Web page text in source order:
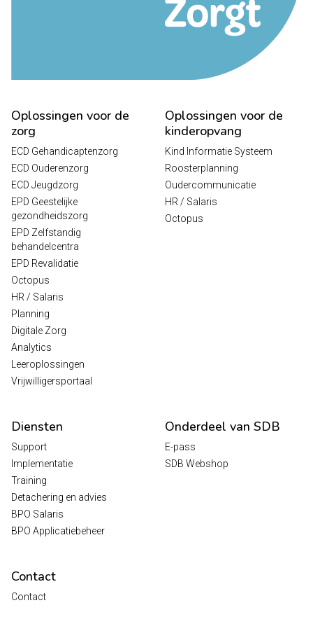
Oplossingen voor de
zorg
ECD Gehandicaptenzorg
ECD Ouderenzorg
ECD Jeugdzorg
EPD Geestelijke
gezondheidszorg
EPD Zelfstandig
behandelcentra
EPD Revalidatie
Octopus
HR / Salaris
Planning
Digitale Zorg
Analytics
Leeroplossingen
Vrijwilligersportaal
Oplossingen voor de
kinderopvang
Kind Informatie Systeem
Roosterplanning
Oudercommunicatie
HR / Salaris
Octopus
Diensten
Support
Implementatie
Training
Detachering en advies
BPO Salaris
BPO Applicatiebeheer
Onderdeel van SDB
E-pass
SDB Webshop
Contact
Contact